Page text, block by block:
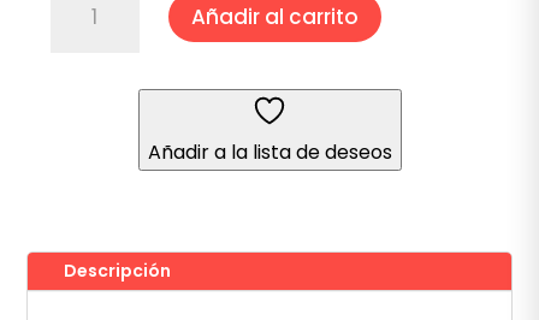
Pionat
Añadir al carrito
Añadir a la lista de deseos
Descripción